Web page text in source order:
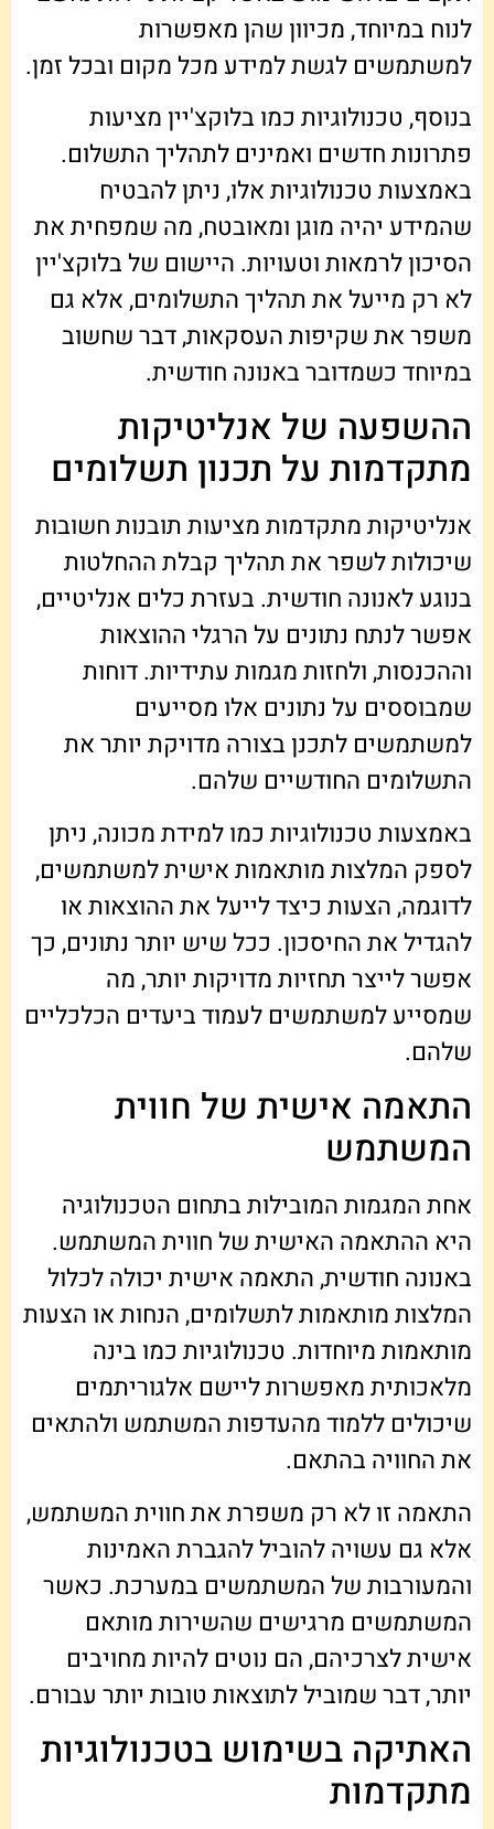
לנוח במיוחד, מכיוון שהן מאפשרות
למשתמשים לגשת למידע מכל מקום ובכל זמן.
בנוסף, טכנולוגיות כמו בלוקצ'יין מציעות
פתרונות חדשים ואמינים לתהליך התשלום.
באמצעות טכנולוגיות אלו, ניתן להבטיח
שהמידע יהיה מוגן ומאובטח, מה שמפחית את
הסיכון לרמאות וטעויות. היישום של בלוקצ'יין
לא רק מייעל את תהליך התשלומים, אלא גם
משפר את שקיפות העסקאות, דבר שחשוב
במיוחד כשמדובר באנונה חודשית.
ההשפעה של אנליטיקות
מתקדמות על תכנון תשלומים
אנליטיקות מתקדמות מציעות תובנות חשובות
שיכולות לשפר את תהליך קבלת ההחלטות
בנוגע לאנונה חודשית. בעזרת כלים אנליטיים,
אפשר לנתח נתונים על הרגלי ההוצאות
וההכנסות, ולחזות מגמות עתידיות. דוחות
שמבוססים על נתונים אלו מסייעים
למשתמשים לתכנן בצורה מדויקת יותר את
התשלומים החודשיים שלהם.
באמצעות טכנולוגיות כמו למידת מכונה, ניתן
לספק המלצות מותאמות אישית למשתמשים,
לדוגמה, הצעות כיצד לייעל את ההוצאות או
להגדיל את החיסכון. ככל שיש יותר נתונים, כך
אפשר לייצר תחזיות מדויקות יותר, מה
שמסייע למשתמשים לעמוד ביעדים הכלכליים
שלהם.
התאמה אישית של חווית
המשתמש
אחת המגמות המובילות בתחום הטכנולוגיה
היא ההתאמה האישית של חווית המשתמש.
באנונה חודשית, התאמה אישית יכולה לכלול
המלצות מותאמות לתשלומים, הנחות או הצעות
מותאמות מיוחדות. טכנולוגיות כמו בינה
מלאכותית מאפשרות ליישם אלגוריתמים
שיכולים ללמוד מהעדפות המשתמש ולהתאים
את החוויה בהתאם.
התאמה זו לא רק משפרת את חווית המשתמש,
אלא גם עשויה להוביל להגברת האמינות
והמעורבות של המשתמשים במערכת. כאשר
המשתמשים מרגישים שהשירות מותאם
אישית לצרכיהם, הם נוטים להיות מחויבים
יותר, דבר שמוביל לתוצאות טובות יותר עבורם.
האתיקה בשימוש בטכנולוגיות
מתקדמות